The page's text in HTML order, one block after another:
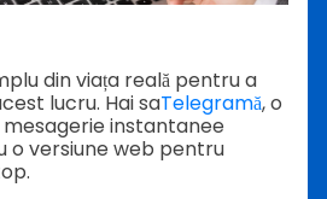
din viața reală pentru a
lucru. Hai saTelegramă, o
instantanee
o versiune web pentru